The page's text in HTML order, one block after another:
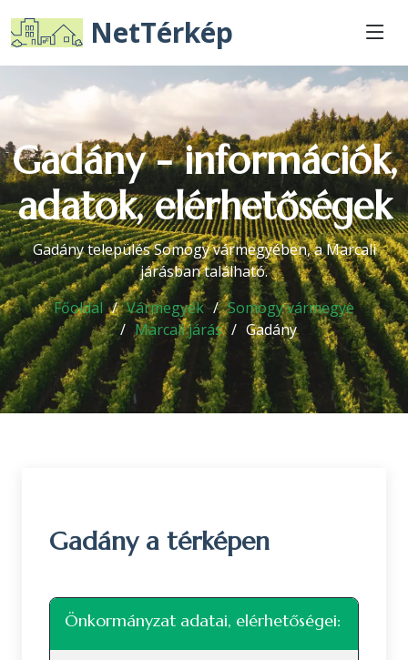
NetTérkép
Gadány - információk,
adatok, elérhetőségek
Gadány település Somogy vármegyében, a Marcali
járásban található.
Főoldal
Vármegyék
Somogy vármegye
Marcali járás
Gadány
Gadány a térképen
+
Önkormányzat adatai, elérhetőségei: